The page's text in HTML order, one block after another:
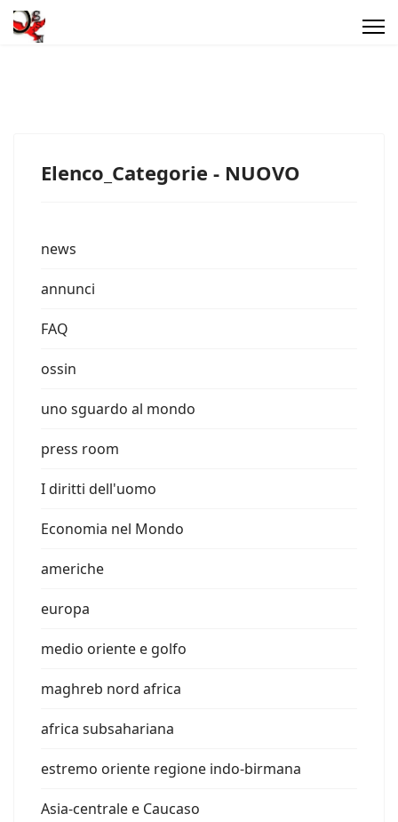
Elenco_Categorie - NUOVO
news
annunci
FAQ
ossin
uno sguardo al mondo
press room
I diritti dell'uomo
Economia nel Mondo
americhe
europa
medio oriente e golfo
maghreb nord africa
africa subsahariana
estremo oriente regione indo-birmana
Asia-centrale e Caucaso